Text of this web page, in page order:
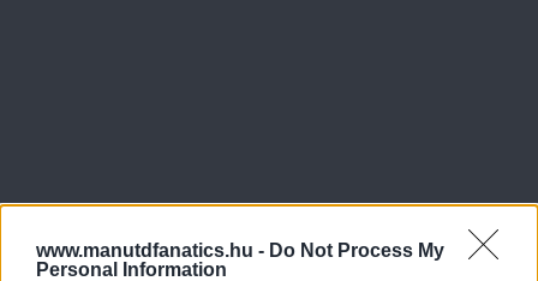
www.manutdfanatics.hu - Do Not Process My
Personal Information